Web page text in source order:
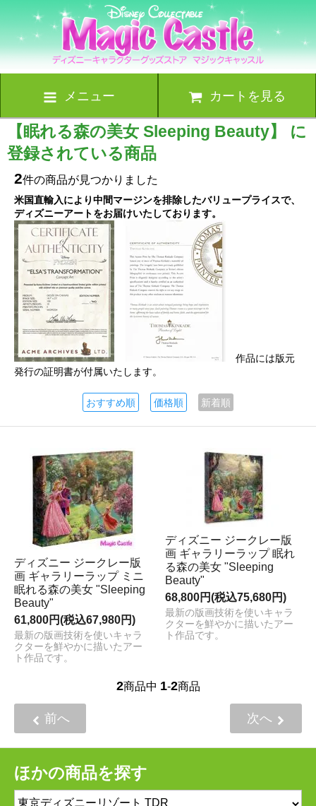
メニュー カートを見る
【眠れる森の美女 Sleeping Beauty】 に
登録されている商品
2件の商品が見つかりました
米国直輸入により中間マージンを排除したバリュープライスで、
ディズニーアートをお届けいたしております。
作品には版元
発行の証明書が付属いたします。
おすすめ順 価格順 新着順
ディズニー ジークレー版
画 ギャラリーラップ ミニ
眠れる森の美女 "Sleeping
Beauty"
61,800円(税込67,980円)
最新の版画技術を使いキャラ
クターを鮮やかに描いたアー
ト作品です。
ディズニー ジークレー版
画 ギャラリーラップ 眠れ
る森の美女 "Sleeping
Beauty"
68,800円(税込75,680円)
最新の版画技術を使いキャラ
クターを鮮やかに描いたアー
ト作品です。
2商品中 1-2商品
前へ 次へ
ほかの商品を探す